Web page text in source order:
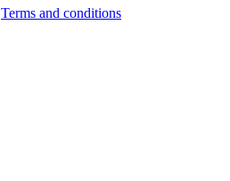
Terms and conditions